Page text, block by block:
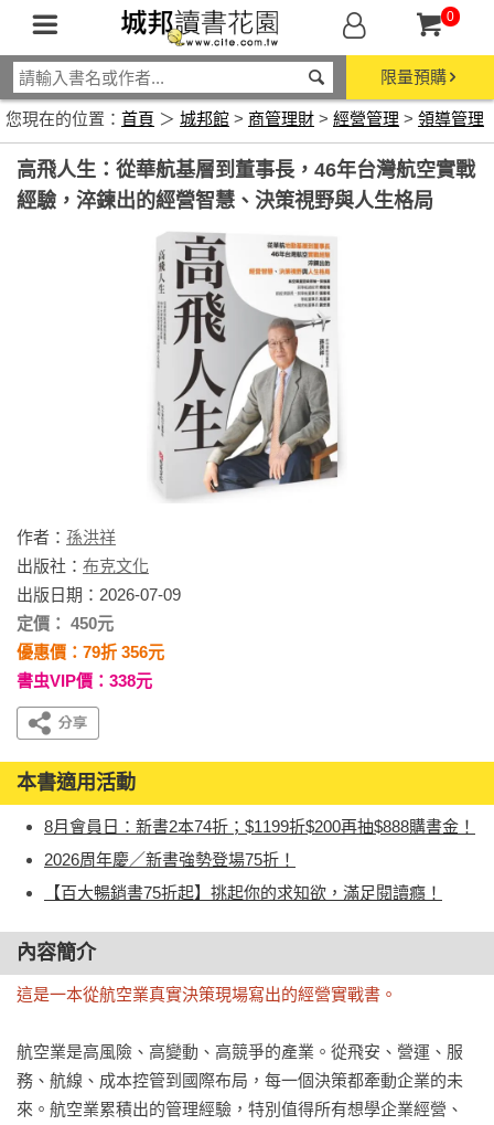
0
限量預購
您現在的位置： 首頁 ＞ 城邦館 > 商管理財 > 經營管理 > 領導管理
高飛人生：從華航基層到董事長，46年台灣航空實戰
經驗，淬鍊出的經營智慧、決策視野與人生格局
作者： 孫洪祥
出版社： 布克文化
出版日期：2026-07-09
定價： 450元
優惠價：79折 356元
書虫VIP價：338元
本書適用活動
8月會員日：新書2本74折；$1199折$200再抽$888購書金！
2026周年慶／新書強勢登場75折！
【百大暢銷書75折起】挑起你的求知欲，滿足閱讀癮！
內容簡介
這是一本從航空業真實決策現場寫出的經營實戰書。
航空業是高風險、高變動、高競爭的產業。從飛安、營運、服
務、航線、成本控管到國際布局，每一個決策都牽動企業的未
來。航空業累積出的管理經驗，特別值得所有想學企業經營、